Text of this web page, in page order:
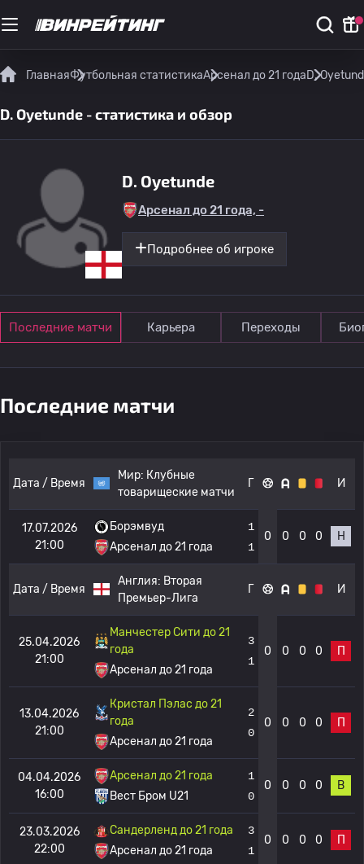
ГлавнаяФутбольная статистикаАрсенал до 21 годаD.
D. Oyetunde - статистика и обзор
D. Oyetunde
Арсенал до 21 года, -
Подробнее об игроке
Последние матчи Карьера Переходы
Последние матчи
Дата / Время
Мир: Клубные
товарищеские матчи
Г И
17.07.2026
21:00
Борэмвуд
Арсенал до 21 года
1
1
0 0 0 0 Н
Дата / Время
Англия: Вторая
Премьер-Лига
Г И
25.04.2026
21:00
Манчестер Сити до 21
года
Арсенал до 21 года
3
1
0 0 0 0 П
13.04.2026
21:00
Кристал Пэлас до 21
года
Арсенал до 21 года
2
0
0 0 0 0 П
04.04.2026
16:00
Арсенал до 21 года
Вест Бром U21
1
0
0 0 0 0 В
23.03.2026
22:00
Сандерленд до 21 года
Арсенал до 21 года
3
1
0 0 0 0 П